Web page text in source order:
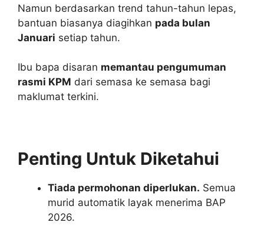
Namun berdasarkan trend tahun-tahun lepas,
bantuan biasanya diagihkan pada bulan
Januari setiap tahun.
Ibu bapa disaran memantau pengumuman
rasmi KPM dari semasa ke semasa bagi
maklumat terkini.
Penting Untuk Diketahui
Tiada permohonan diperlukan. Semua
murid automatik layak menerima BAP
2026.